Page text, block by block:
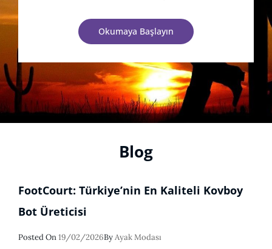
Okumaya Başlayın
Blog
FootCourt: Türkiye’nin En Kaliteli Kovboy
Bot Üreticisi
Posted OnPosted
19/02/2026ByAyak Modası